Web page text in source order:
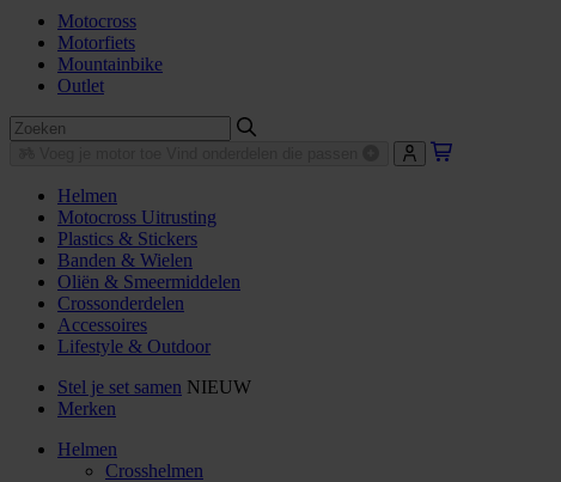
Motocross
Motorfiets
Mountainbike
Outlet
Helmen
Motocross Uitrusting
Plastics & Stickers
Banden & Wielen
Oliën & Smeermiddelen
Crossonderdelen
Accessoires
Lifestyle & Outdoor
Stel je set samen NIEUW
Merken
Helmen
Crosshelmen